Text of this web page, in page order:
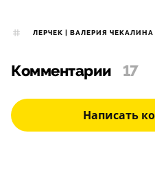
ЛЕРЧЕК | ВАЛЕРИЯ ЧЕКАЛИНА
Комментарии 17
Написать